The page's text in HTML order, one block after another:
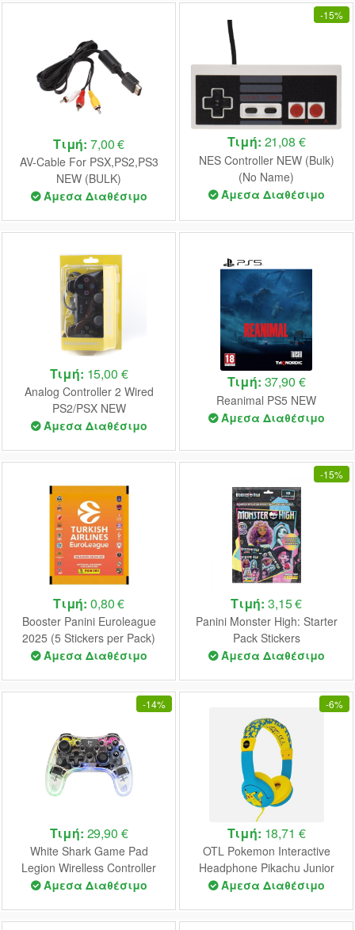
Τιμή: 7,00 €
AV-Cable For PSX,PS2,PS3
NEW (BULK)
Άμεσα Διαθέσιμο
-15%
Τιμή: 21,08 €
NES Controller NEW (Bulk)
(No Name)
Άμεσα Διαθέσιμο
Τιμή: 15,00 €
Analog Controller 2 Wired
PS2/PSX NEW
Άμεσα Διαθέσιμο
Τιμή: 37,90 €
Reanimal PS5 NEW
Άμεσα Διαθέσιμο
Τιμή: 0,80 €
Booster Panini Euroleague
2025 (5 Stickers per Pack)
Άμεσα Διαθέσιμο
-15%
Τιμή: 3,15 €
Panini Monster High: Starter
Pack Stickers
Άμεσα Διαθέσιμο
-14%
Τιμή: 29,90 €
White Shark Game Pad
Legion Wirelless Controller
PS4/PS3/PC/Android
Άμεσα Διαθέσιμο
-6%
Τιμή: 18,71 €
OTL Pokemon Interactive
Headphone Pikachu Junior
(Blue) (PK0759)
Άμεσα Διαθέσιμο